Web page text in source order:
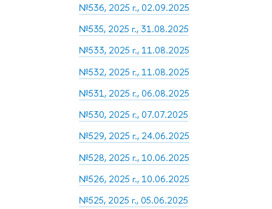
№536, 2025 г., 02.09.2025
№535, 2025 г., 31.08.2025
№533, 2025 г., 11.08.2025
№532, 2025 г., 11.08.2025
№531, 2025 г., 06.08.2025
№530, 2025 г., 07.07.2025
№529, 2025 г., 24.06.2025
№528, 2025 г., 10.06.2025
№526, 2025 г., 10.06.2025
№525, 2025 г., 05.06.2025